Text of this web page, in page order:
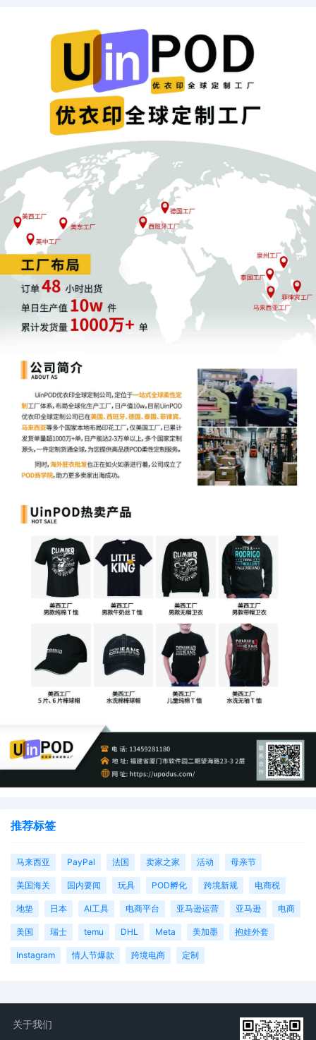
在知识产权批量诉讼案中，商标和版权侵权案占据主导地
。
2020-2024各种权利类型的Schedule A案件
易被自动批量识别和收集，操作成本相对较低。
3
院，该现象甚至
伊利诺伊州之所以会成为这类案件的“大本营”，主要基于以
下三大“温床”因素：
l 法律基础-宽松管辖权：该州法院先例认定，只要海外
卖家通过亚马逊、eBay等平台向美国（含伊州）销售商
品，即与该州存在“最低联系”，可被该州法院管辖。
样简单。
推荐标签
马来西亚 PayPal 法国 卖家之家 活动 母亲节
美国海关 国内要闻 玩具 POD孵化 跨境新规 电商税
地垫 日本 AI工具 电商平台 亚马逊运营 亚马逊 电商
美国 瑞士 temu DHL Meta 美加墨 抱娃外套
Instagram 情人节爆款 跨境电商 定制
关于我们